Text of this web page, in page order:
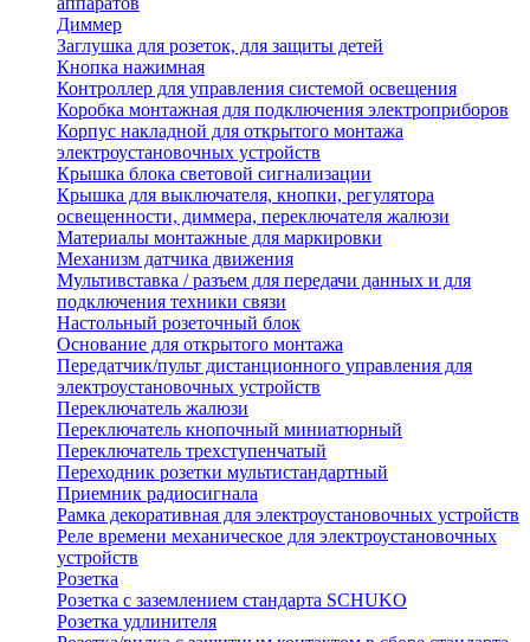
Диммер
Заглушка для розеток, для защиты детей
Кнопка нажимная
Контроллер для управления системой освещения
Коробка монтажная для подключения электроприборов
Корпус накладной для открытого монтажа
электроустановочных устройств
Крышка блока световой сигнализации
Крышка для выключателя, кнопки, регулятора
освещенности, диммера, переключателя жалюзи
Материалы монтажные для маркировки
Механизм датчика движения
Мультивставка / разъем для передачи данных и для
подключения техники связи
Настольный розеточный блок
Основание для открытого монтажа
Передатчик/пульт дистанционного управления для
электроустановочных устройств
Переключатель жалюзи
Переключатель кнопочный миниатюрный
Переключатель трехступенчатый
Переходник розетки мультистандартный
Приемник радиосигнала
Рамка декоративная для электроустановочных устройств
Реле времени механическое для электроустановочных
устройств
Розетка
Розетка с заземлением стандарта SCHUKO
Розетка удлинителя